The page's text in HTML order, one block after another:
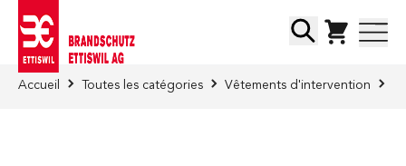
Chercher
Accueil Toutes les catégories Vêtements d'intervention